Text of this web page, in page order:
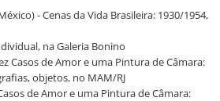
- Cenas da Vida Brasileira: 1930/1954,
na Galeria Bonino
Casos de Amor e uma Pintura de Câmara:
objetos, no MAM/RJ
de Amor e uma Pintura de Câmara: